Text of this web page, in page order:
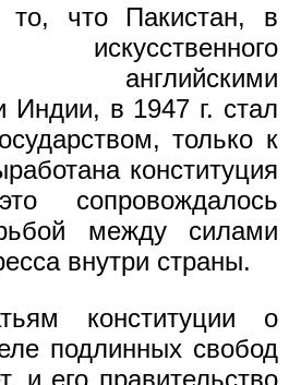
то, что Пакистан, в
искусственного
английскими
Индии, в 1947 г. стал
только к
конституция
сопровождалось
между силами
внутри страны.
конституции о
подлинных свобод
и его правительство